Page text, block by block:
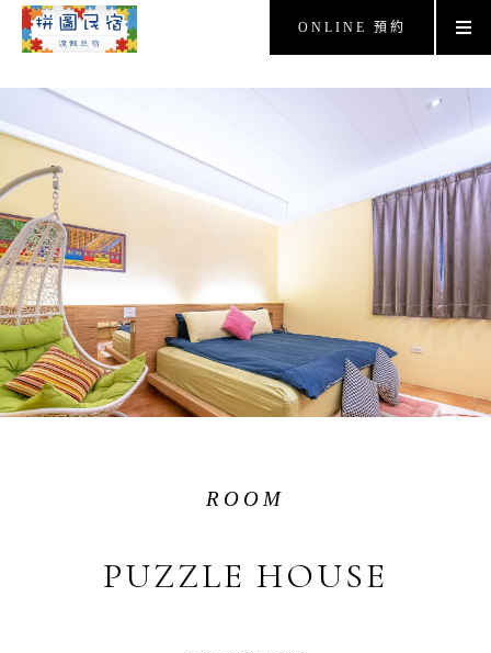
ONLINE 預約
ROOM
PUZZLE HOUSE